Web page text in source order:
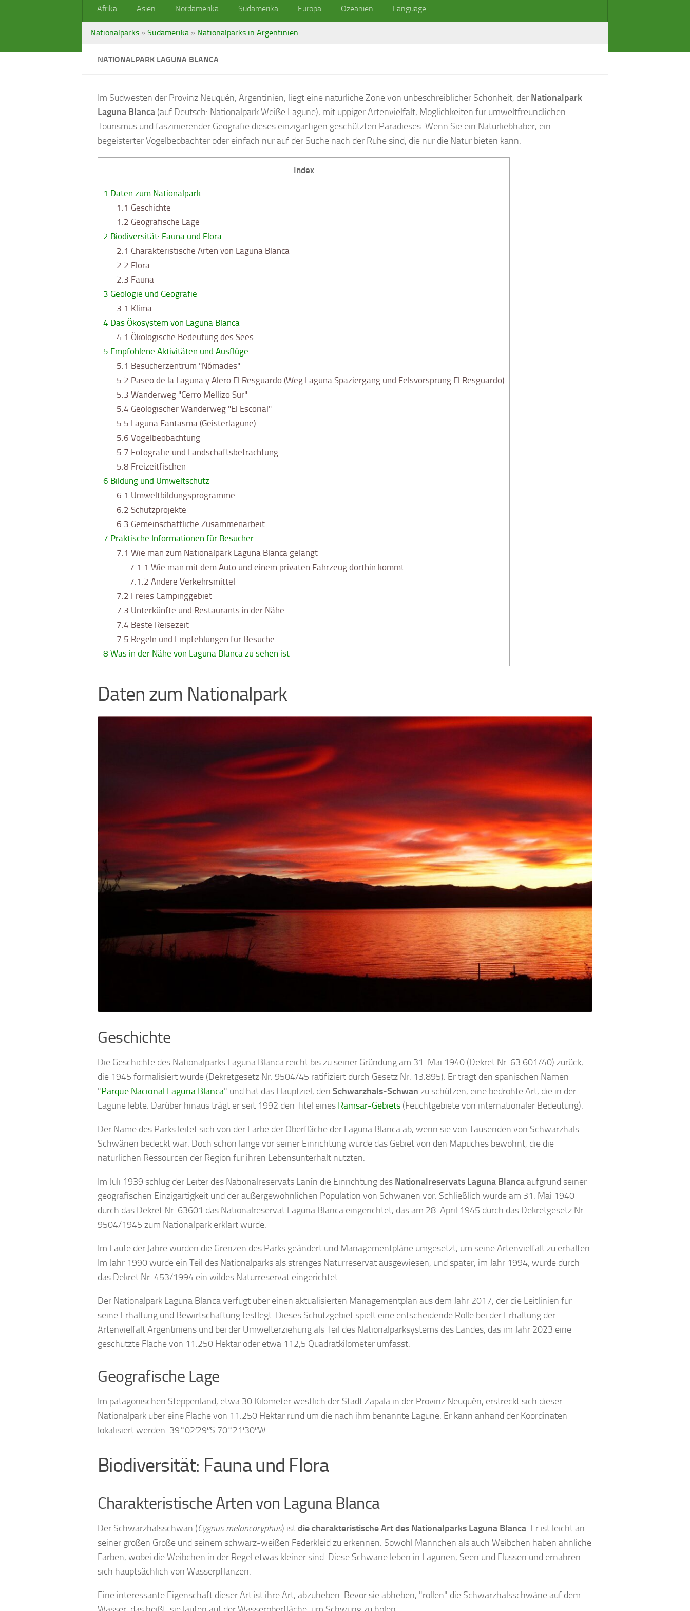
Afrika Asien Nordamerika Südamerika Europa Ozeanien Language
Nationalparks » Südamerika » Nationalparks in Argentinien
NATIONALPARK LAGUNA BLANCA
Im Südwesten der Provinz Neuquén, Argentinien, liegt eine natürliche Zone von unbeschreiblicher Schönheit, der Nationalpark
Laguna Blanca (auf Deutsch: Nationalpark Weiße Lagune), mit üppiger Artenvielfalt, Möglichkeiten für umweltfreundlichen
Tourismus und faszinierender Geografie dieses einzigartigen geschützten Paradieses. Wenn Sie ein Naturliebhaber, ein
begeisterter Vogelbeobachter oder einfach nur auf der Suche nach der Ruhe sind, die nur die Natur bieten kann.
Index
1 Daten zum Nationalpark
1.1 Geschichte
1.2 Geografische Lage
2 Biodiversität: Fauna und Flora
2.1 Charakteristische Arten von Laguna Blanca
2.2 Flora
2.3 Fauna
3 Geologie und Geografie
3.1 Klima
4 Das Ökosystem von Laguna Blanca
4.1 Ökologische Bedeutung des Sees
5 Empfohlene Aktivitäten und Ausflüge
5.1 Besucherzentrum "Nómades"
5.2 Paseo de la Laguna y Alero El Resguardo (Weg Laguna Spaziergang und Felsvorsprung El Resguardo)
5.3 Wanderweg "Cerro Mellizo Sur"
5.4 Geologischer Wanderweg "El Escorial"
5.5 Laguna Fantasma (Geisterlagune)
5.6 Vogelbeobachtung
5.7 Fotografie und Landschaftsbetrachtung
5.8 Freizeitfischen
6 Bildung und Umweltschutz
6.1 Umweltbildungsprogramme
6.2 Schutzprojekte
6.3 Gemeinschaftliche Zusammenarbeit
7 Praktische Informationen für Besucher
7.1 Wie man zum Nationalpark Laguna Blanca gelangt
7.1.1 Wie man mit dem Auto und einem privaten Fahrzeug dorthin kommt
7.1.2 Andere Verkehrsmittel
7.2 Freies Campinggebiet
7.3 Unterkünfte und Restaurants in der Nähe
7.4 Beste Reisezeit
7.5 Regeln und Empfehlungen für Besuche
8 Was in der Nähe von Laguna Blanca zu sehen ist
Daten zum Nationalpark
Geschichte
Die Geschichte des Nationalparks Laguna Blanca reicht bis zu seiner Gründung am 31. Mai 1940 (Dekret Nr. 63.601/40) zurück,
die 1945 formalisiert wurde (Dekretgesetz Nr. 9504/45 ratifiziert durch Gesetz Nr. 13.895). Er trägt den spanischen Namen
"Parque Nacional Laguna Blanca" und hat das Hauptziel, den Schwarzhals-Schwan zu schützen, eine bedrohte Art, die in der
Lagune lebte. Darüber hinaus trägt er seit 1992 den Titel eines Ramsar-Gebiets (Feuchtgebiete von internationaler Bedeutung).
Der Name des Parks leitet sich von der Farbe der Oberfläche der Laguna Blanca ab, wenn sie von Tausenden von Schwarzhals-
Schwänen bedeckt war. Doch schon lange vor seiner Einrichtung wurde das Gebiet von den Mapuches bewohnt, die die
natürlichen Ressourcen der Region für ihren Lebensunterhalt nutzten.
Im Juli 1939 schlug der Leiter des Nationalreservats Lanín die Einrichtung des Nationalreservats Laguna Blancaaufgrund seiner
geografischen Einzigartigkeit und der außergewöhnlichen Population von Schwänen vor. Schließlich wurde am 31. Mai 1940
durch das Dekret Nr. 63601 das Nationalreservat Laguna Blanca eingerichtet, das am 28. April 1945 durch das Dekretgesetz Nr.
9504/1945 zum Nationalpark erklärt wurde.
Im Laufe der Jahre wurden die Grenzen des Parks geändert und Managementpläne umgesetzt, um seine Artenvielfalt zu erhalten.
Im Jahr 1990 wurde ein Teil des Nationalparks als strenges Naturreservat ausgewiesen, und später, im Jahr 1994, wurde durch
das Dekret Nr. 453/1994 ein wildes Naturreservat eingerichtet.
Der Nationalpark Laguna Blanca verfügt über einen aktualisierten Managementplan aus dem Jahr 2017, der die Leitlinien für
seine Erhaltung und Bewirtschaftung festlegt. Dieses Schutzgebiet spielt eine entscheidende Rolle bei der Erhaltung der
Artenvielfalt Argentiniens und bei der Umwelterziehung als Teil des Nationalparksystems des Landes, das im Jahr 2023 eine
geschützte Fläche von 11.250 Hektar oder etwa 112,5 Quadratkilometer umfasst.
Geografische Lage
Im patagonischen Steppenland, etwa 30 Kilometer westlich der Stadt Zapala in der Provinz Neuquén, erstreckt sich dieser
Nationalpark über eine Fläche von 11.250 Hektar rund um die nach ihm benannte Lagune. Er kann anhand der Koordinaten
lokalisiert werden: 39°02′29″S 70°21′30″W.
Biodiversität: Fauna und Flora
Charakteristische Arten von Laguna Blanca
Der Schwarzhalsschwan (Cygnus melancoryphus) istdie charakteristische Art des Nationalparks Laguna Blanca. Er ist leicht an
seiner großen Größe und seinem schwarz-weißen Federkleid zu erkennen. Sowohl Männchen als auch Weibchen haben ähnliche
Farben, wobei die Weibchen in der Regel etwas kleiner sind. Diese Schwäne leben in Lagunen, Seen und Flüssen und ernähren
sich hauptsächlich von Wasserpflanzen.
Eine interessante Eigenschaft dieser Art ist ihre Art, abzuheben. Bevor sie abheben, "rollen" die Schwarzhalsschwäne auf dem